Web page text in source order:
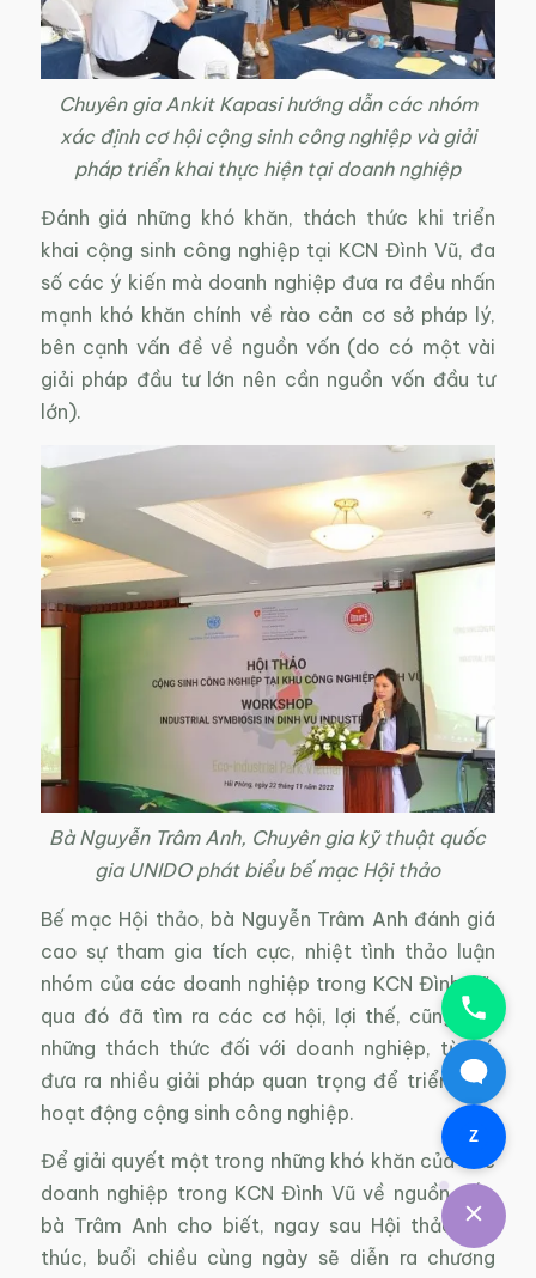
Chuyên gia Ankit Kapasi hướng dẫn các nhóm
xác định cơ hội cộng sinh công nghiệp và giải
pháp triển khai thực hiện tại doanh nghiệp
Đánh giá những khó khăn, thách thức khi triển
khai cộng sinh công nghiệp tại KCN Đình Vũ, đa
số các ý kiến mà doanh nghiệp đưa ra đều nhấn
mạnh khó khăn chính về rào cản cơ sở pháp lý,
bên cạnh vấn đề về nguồn vốn (do có một vài
giải pháp đầu tư lớn nên cần nguồn vốn đầu tư
lớn).
Bà Nguyễn Trâm Anh, Chuyên gia kỹ thuật quốc
gia UNIDO phát biểu bế mạc Hội thảo
Bế mạc Hội thảo, bà Nguyễn Trâm Anh đánh giá
cao sự tham gia tích cực, nhiệt tình thảo luận
nhóm của các doanh nghiệp trong KCN Đình Vũ,
qua đó đã tìm ra các cơ hội, lợi thế, cũng như
những thách thức đối với doanh nghiệp, từ đó
đưa ra nhiều giải pháp quan trọng để triển khai
hoạt động cộng sinh công nghiệp.
Để giải quyết một trong những khó khăn của các
doanh nghiệp trong KCN Đình Vũ về nguồn vốn,
bà Trâm Anh cho biết, ngay sau Hội thảo kết
thúc, buổi chiều cùng ngày sẽ diễn ra chương
Z